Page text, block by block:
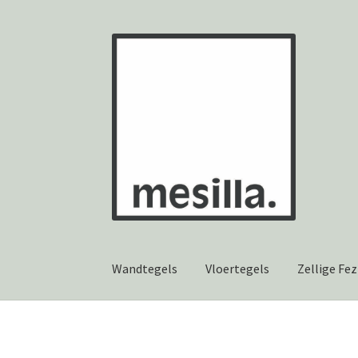
Ga
Ga
Wandtegels Vloertegels Zellige Fez